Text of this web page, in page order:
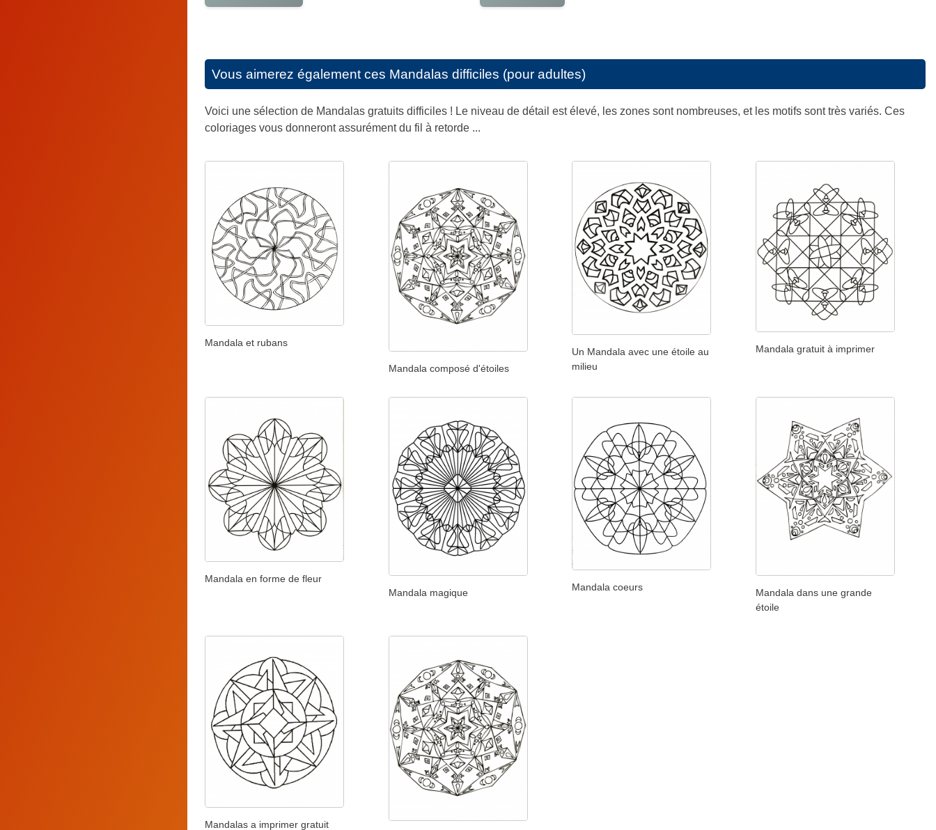
Vous aimerez également ces Mandalas difficiles (pour adultes)
Voici une sélection de Mandalas gratuits difficiles ! Le niveau de détail est élevé, les zones sont nombreuses, et les motifs sont très variés. Ces
coloriages vous donneront assurément du fil à retorde ...
Mandala et rubans
Mandala composé d'étoiles
Un Mandala avec une étoile au
milieu
Mandala gratuit à imprimer
Mandala en forme de fleur
Mandala magique
Mandala coeurs
Mandala dans une grande
étoile
Mandalas a imprimer gratuit